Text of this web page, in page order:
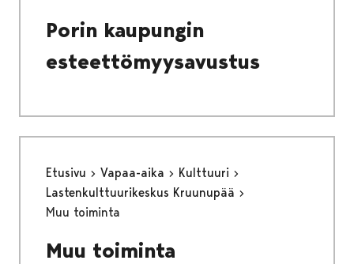
Porin kaupungin
esteettömyysavustus
Etusivu Vapaa-aika
Kulttuuri
Lastenkulttuurikeskus Kruunupää
Muu toiminta
Muu toiminta